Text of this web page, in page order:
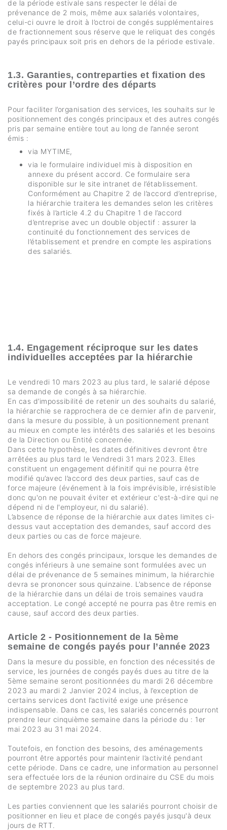
de la période estivale sans respecter le délai de
prévenance de 2 mois, même aux salariés volontaires,
celui-ci ouvre le droit à l’octroi de congés supplémentaires
de fractionnement sous réserve que le reliquat des congés
payés principaux soit pris en dehors de la période estivale.
1.3. Garanties, contreparties et fixation des
critères pour l’ordre des départs
Pour faciliter l’organisation des services, les souhaits sur le
positionnement des congés principaux et des autres congés
pris par semaine entière tout au long de l’année seront
émis :
via MYTIME,
via le formulaire individuel mis à disposition en
annexe du présent accord. Ce formulaire sera
disponible sur le site intranet de l’établissement.
Conformément au Chapitre 2 de l’accord d’entreprise,
la hiérarchie traitera les demandes selon les critères
fixés à l’article 4.2 du Chapitre 1 de l’accord
d’entreprise avec un double objectif : assurer la
continuité du fonctionnement des services de
l’établissement et prendre en compte les aspirations
des salariés.
1.4. Engagement réciproque sur les dates
individuelles acceptées par la hiérarchie
Le vendredi 10 mars 2023 au plus tard, le salarié dépose
sa demande de congés à sa hiérarchie.
En cas d’impossibilité de retenir un des souhaits du salarié,
la hiérarchie se rapprochera de ce dernier afin de parvenir,
dans la mesure du possible, à un positionnement prenant
au mieux en compte les intérêts des salariés et les besoins
de la Direction ou Entité concernée.
Dans cette hypothèse, les dates définitives devront être
arrêtées au plus tard le Vendredi 31 mars 2023. Elles
constituent un engagement définitif qui ne pourra être
modifié qu’avec l’accord des deux parties, sauf cas de
force majeure (événement à la fois imprévisible, irrésistible
donc qu'on ne pouvait éviter et extérieur c'est-à-dire qui ne
dépend ni de l'employeur, ni du salarié).
L’absence de réponse de la hiérarchie aux dates limites ci-
dessus vaut acceptation des demandes, sauf accord des
deux parties ou cas de force majeure.
En dehors des congés principaux, lorsque les demandes de
congés inférieurs à une semaine sont formulées avec un
délai de prévenance de 5 semaines minimum, la hiérarchie
devra se prononcer sous quinzaine. L’absence de réponse
de la hiérarchie dans un délai de trois semaines vaudra
acceptation. Le congé accepté ne pourra pas être remis en
cause, sauf accord des deux parties.
Article 2 - Positionnement de la 5ème
semaine de congés payés pour l’année 2023
Dans la mesure du possible, en fonction des nécessités de
service, les journées de congés payés dues au titre de la
5ème semaine seront positionnées du mardi 26 décembre
2023 au mardi 2 Janvier 2024 inclus, à l’exception de
certains services dont l’activité exige une présence
indispensable. Dans ce cas, les salariés concernés pourront
prendre leur cinquième semaine dans la période du : 1er
mai 2023 au 31 mai 2024.
Toutefois, en fonction des besoins, des aménagements
pourront être apportés pour maintenir l’activité pendant
cette période. Dans ce cadre, une information au personnel
sera effectuée lors de la réunion ordinaire du CSE du mois
de septembre 2023 au plus tard.
Les parties conviennent que les salariés pourront choisir de
positionner en lieu et place de congés payés jusqu'à deux
jours de RTT.